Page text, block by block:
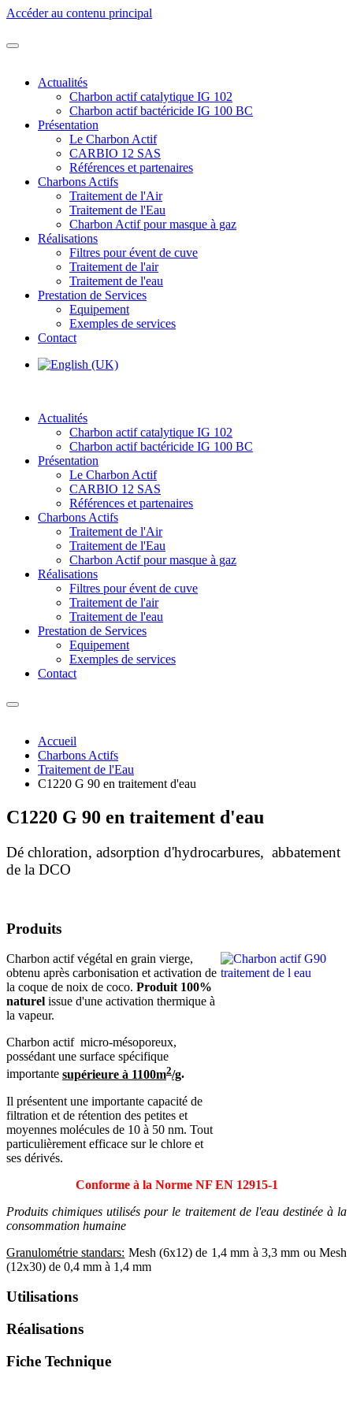
Accéder au contenu principal
Actualités
Charbon actif catalytique IG 102
Charbon actif bactéricide IG 100 BC
Présentation
Le Charbon Actif
CARBIO 12 SAS
Références et partenaires
Charbons Actifs
Traitement de l'Air
Traitement de l'Eau
Charbon Actif pour masque à gaz
Réalisations
Filtres pour évent de cuve
Traitement de l'air
Traitement de l'eau
Prestation de Services
Equipement
Exemples de services
Contact
Actualités
Charbon actif catalytique IG 102
Charbon actif bactéricide IG 100 BC
Présentation
Le Charbon Actif
CARBIO 12 SAS
Références et partenaires
Charbons Actifs
Traitement de l'Air
Traitement de l'Eau
Charbon Actif pour masque à gaz
Réalisations
Filtres pour évent de cuve
Traitement de l'air
Traitement de l'eau
Prestation de Services
Equipement
Exemples de services
Contact
Accueil
Charbons Actifs
Traitement de l'Eau
C1220 G 90 en traitement d'eau
C1220 G 90 en traitement d'eau
Dé chloration, adsorption d'hydrocarbures, abbatement
de la DCO
Produits
Charbon actif végétal en grain vierge,
obtenu après carbonisation et activation de
la coque de noix de coco. Produit 100%
naturel issue d'une activation thermique à
la vapeur.
Charbon actif micro-mésoporeux,
possédant une surface spécifique
importante supérieure à 1100m2/g.
Il présentent une importante capacité de
filtration et de rétention des petites et
moyennes molécules de 10 à 50 nm. Tout
particulièrement efficace sur le chlore et
ses dérivés.
Conforme à la Norme NF EN 12915-1
Produits chimiques utilisés pour le traitement de l'eau destinée à la
consommation humaine
Granulométrie standars: Mesh (6x12) de 1,4 mm à 3,3 mm ou Mesh
(12x30) de 0,4 mm à 1,4 mm
Utilisations
Réalisations
Fiche Technique